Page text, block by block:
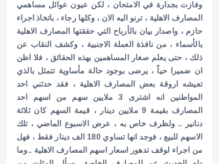
وفازت بجدارة في الامتحان ، لكن عيون عوائل مساهمي
المصارف الاهلية ، ترنو اليه الان ، وكلها رجاء ، باتخاذ اجراء
حازم ، واصدار بيان بالأرباح التي حققتها المصارف الاهلية
بالأسماء ، من نافذة العملة الاجنبية ، وكشف النقاب عن
ذلك ، حتى يعلم صغار المساهمين بهذه الحقائق ، فلا اظن
ان ضميرا حياً ، يرضى بوجود حالة مأساوية تتمثل بالذي
تعيشه اروقة بعض المصارف الاهلية ، فقد حدثني احد
المواطنين انه اشترى 3 ملايين سهم من اسهم احد
المصارف بقيمة 9 ملايين دينار ، قيمة السهم كان ثلاثة
دنانير .. ولظرف خاص به ، عرض الاسبوع الماضي ، تلك
الاسهم للبيع ، فوجد انها تساوي 180 الف دينار فقط ، فهل
من اجراء لوقف تدهور اسعار اسهم المصارف الاهلية ..وما